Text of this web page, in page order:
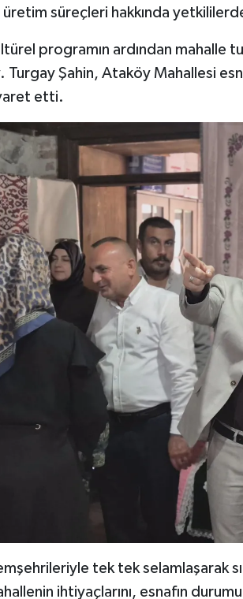
üretim süreçleri hakkında
programın ardından mahalle
Turgay Şahin, Ataköy Mahallesi
etti.
tek tek selamlaşarak
ihtiyaçlarını, esnafın